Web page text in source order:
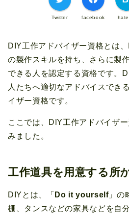
Twitter facebook
DIY工作アドバイザー資格とは
の製作スキルを持ち、さらに製
できる人を認定する資格です。
人たちへ適切なアドバイスでき
イザー資格です。
ここでは、DIY工作アドバイザ
みました。
工作道具を用意する所
DIYとは、「 Do it yourself」の
棚、タンスなどの家具などを自